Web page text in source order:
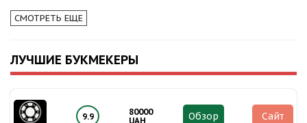
СМОТРЕТЬ ЕЩЕ
ЛУЧШИЕ БУКМЕКЕРЫ
9.9
80000
UAH
Обзор Сайт